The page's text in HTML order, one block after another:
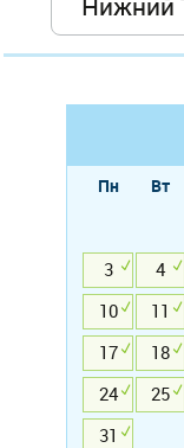
Пн Вт
3
4
10
11
17
18
24
25
31